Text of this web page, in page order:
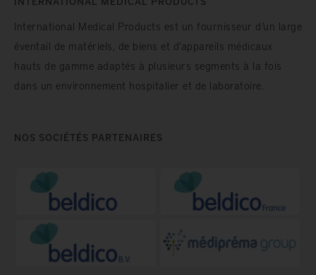
International Medical Products est un fournisseur d’un large
éventail de matériels, de biens et d'appareils médicaux
hauts de gamme adaptés à plusieurs segments à la fois
dans un environnement hospitalier et de laboratoire.
NOS SOCIÉTÉS PARTENAIRES